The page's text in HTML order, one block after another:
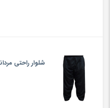
شلوار راحتی مردانه